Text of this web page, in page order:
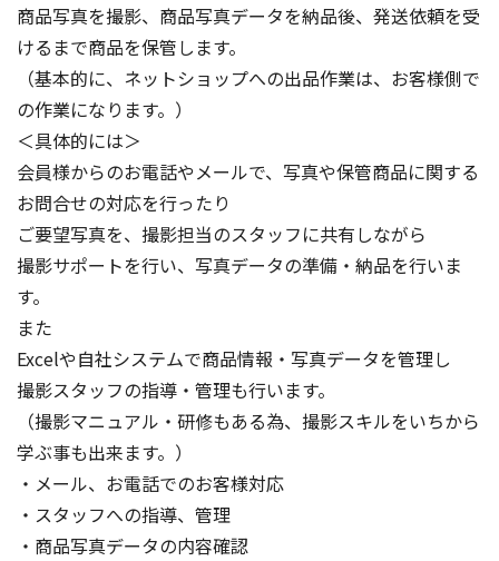
商品写真を撮影、商品写真データを納品後、発送依頼を受
けるまで商品を保管します。
（基本的に、ネットショップへの出品作業は、お客様側で
の作業になります。）
＜具体的には＞
会員様からのお電話やメールで、写真や保管商品に関する
お問合せの対応を行ったり
ご要望写真を、撮影担当のスタッフに共有しながら
撮影サポートを行い、写真データの準備・納品を行いま
す。
また
Excelや自社システムで商品情報・写真データを管理し
撮影スタッフの指導・管理も行います。
（撮影マニュアル・研修もある為、撮影スキルをいちから
学ぶ事も出来ます。）
・メール、お電話でのお客様対応
・スタッフへの指導、管理
・商品写真データの内容確認